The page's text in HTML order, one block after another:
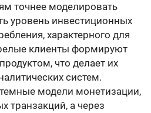
точнее моделировать
уровень инвестиционных
характерного для
клиенты формируют
что делает их
систем.
модели монетизации,
транзакций, а через